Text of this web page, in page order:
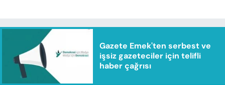
Gazete Emek'ten serbest ve
işsiz gazeteciler için telifli
haber çağrısı